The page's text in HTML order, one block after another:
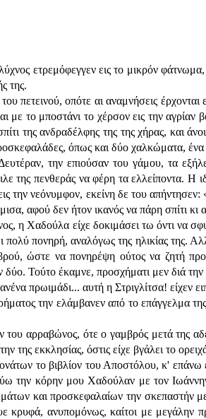
ετρεμόφεγγεν εις το μικρόν
της.
πετεινού, οπότε αι αναμνήσεις
με το μποστάνι το χέρσον εις την
της ανδραδέλφης της της χήρας, και
όπως και δύο χαλκώματα,
την επιούσαν του γάμου, τα
της πενθεράς να φέρη τα ελλείποντα. Η
την νεόνυμφον, εκείνη δε του
αφού δεν ήτον ικανός να πάρη σπίτι κι
η Χαδούλα είχε δοκιμάσει τω όντι να
πολύ πονηρή, αναλόγως της ηλικίας
ώστε να πονηρέψη ούτος να ζητή
δύο. Τούτο έκαμνε, προσχήματι μεν διά
πρωιμάδι... αυτή η Στριγλίτσα! είχεν
την ελάμβανεν από το επάγγελμα
αρραβώνος, ότε ο γαμβρός μετά της
της εκκλησίας, όστις είχε βγάλει το
το βιβλίον του Αποστόλου, κ' επάνω
την κόρην μου Χαδούλαν με τον
και προσκεφαλαίων την σκεπαστήν
ανυπομόνως, καίτοι με μεγάλην